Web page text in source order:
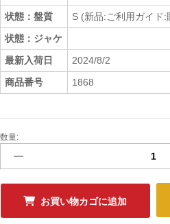
状態：盤質
S (新品:ご利用ガイド
状態：ジャケ
最新入荷日
2024/8/2
商品番号
1868
新
CD
DJ
CAUJOON
-
数量:
お買い物カゴに追加